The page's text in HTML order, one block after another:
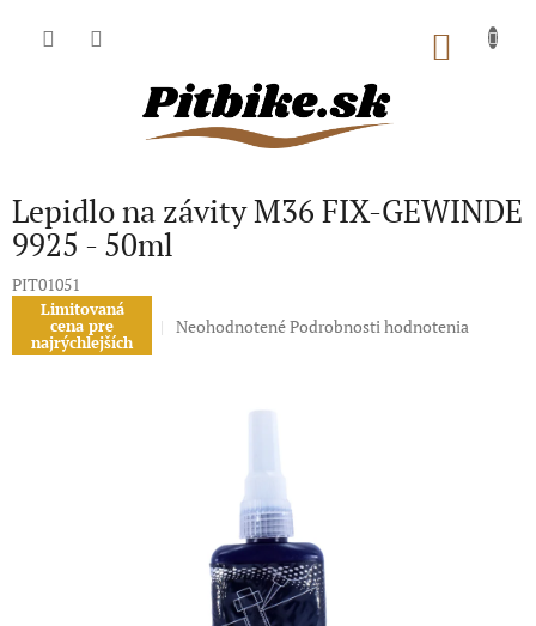
Lepidlo na závity M36 FIX-GEWINDE
9925 - 50ml
PIT01051
Limitovaná
cena pre
najrýchlejších
Priemerné
NeohodnotenéPodrobnosti hodnotenia